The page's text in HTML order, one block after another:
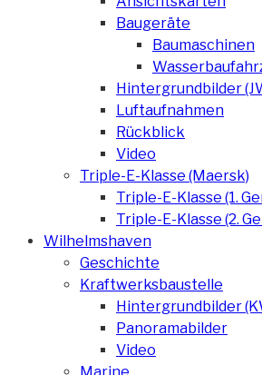
Baugeräte
Baumaschinen
Hintergrundbilder
Luftaufnahmen
Rückblick
Video
Triple-E-Klasse (Maersk)
Triple-E-Klasse (1.
Triple-E-Klasse (2.
Wilhelmshaven
Geschichte
Kraftwerksbaustelle
Hintergrundbilder
Panoramabilder
Video
Marine